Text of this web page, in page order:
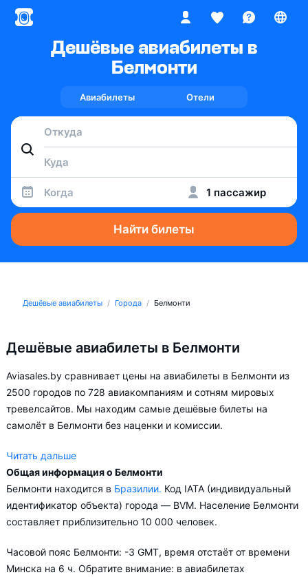
Дешёвые авиабилеты в
Белмонти
Авиабилеты Отели
Когда 1 пассажир
Найти билеты
Дешёвые авиабилеты Города Белмонти
Дешёвые авиабилеты в Белмонти
Aviasales.by сравнивает цены на авиабилеты в Белмонти из
2500 городов по 728 авиакомпаниям и сотням мировых
тревелсайтов. Мы находим самые дешёвые билеты на
самолёт в Белмонти без наценки и комиссии.
Читать дальше
Aviasales.by советует купить авиабилеты в Белмонти заранее,
чтобы вы могли выбирать условия перелёта, ориентируясь на
свои пожелания и финансовые возможности.
Общая информация о Белмонти
Белмонти находится в Бразилии. Код IATA (индивидуальный
идентификатор объекта) города — BVM. Население Белмонти
составляет приблизительно 10 000 человек.
Часовой пояс Белмонти: -3 GMT, время отстаёт от времени
Минска на 6 ч. Обратите внимание: в авиабилетах